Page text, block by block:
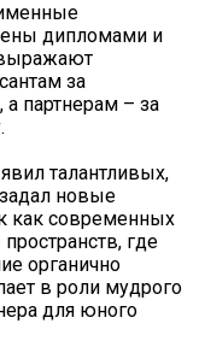
дипломами и
за
партнерам – за
талантливых,
новые
как современных
где
органично
в роли мудрого
для юного